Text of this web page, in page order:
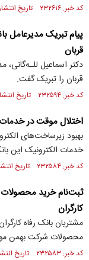
کد خبر: ۲۳۲۶۱۶ تاریخ انتشار : ۱۴۰۵/۰۳/۰۷
پیام تبریک مدیرعامل
قربان
دکتر اسماعیل للـه‌گانی،
قربان را تبریک گفت.
کد خبر: ۲۳۲۵۹۴ تاریخ انتشار : ۱۴۰۵/۰۳/۰۵
اختلال موقت در خدمات
بهبود زیرساخت‌های
خدمات الکترونیک این
کد خبر: ۲۳۲۵۸۴ تاریخ انتشار : ۱۴۰۵/۰۳/۰۴
ثبت‌نام خرید
کارگران
مشتریان بانک رفاه
محصولات شرکت بهمن
کد خبر: ۲۳۲۵۸۳ تاریخ انتشار : ۱۴۰۵/۰۳/۰۴